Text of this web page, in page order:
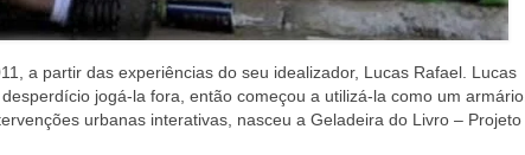
a partir das experiências do seu idealizador, Lucas Rafael. Lucas
jogá-la fora, então começou a utilizá-la como um armário.
urbanas interativas, nasceu a Geladeira do Livro – Projeto